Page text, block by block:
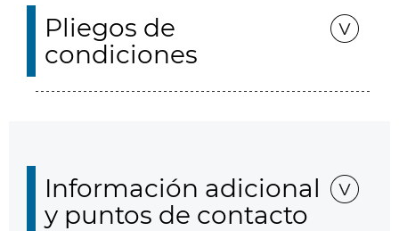
Pliegos de
condiciones
Información adicional
y puntos de contacto